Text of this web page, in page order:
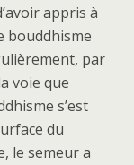
appris à
bouddhisme
par
voie que
s’est
du
le semeur a